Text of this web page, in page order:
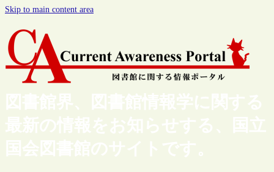
Skip to main content area
図書館界、図書館情報学に関する
最新の情報をお知らせする、国立
国会図書館のサイトです。